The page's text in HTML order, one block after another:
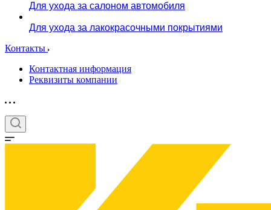
Для ухода за салоном автомобиля
Для ухода за лакокрасочными покрытиями
Контакты
Контактная информация
Реквизиты компании